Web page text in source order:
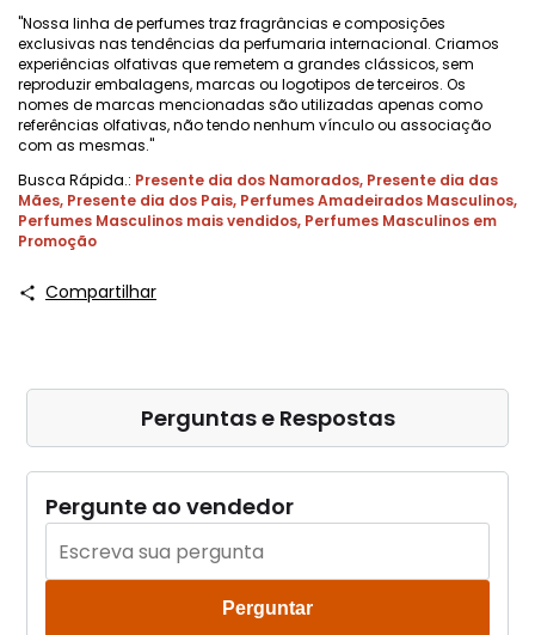
"Nossa linha de perfumes traz fragrâncias e composições
exclusivas nas tendências da perfumaria internacional. Criamos
experiências olfativas que remetem a grandes clássicos, sem
reproduzir embalagens, marcas ou logotipos de terceiros. Os
nomes de marcas mencionadas são utilizadas apenas como
referências olfativas, não tendo nenhum vínculo ou associação
com as mesmas."
Busca Rápida.: Presente dia dos Namorados, Presente dia das
Mães, Presente dia dos Pais, Perfumes Amadeirados Masculinos,
Perfumes Masculinos mais vendidos, Perfumes Masculinos em
Promoção
Compartilhar
Perguntas e Respostas
Pergunte ao vendedor
Perguntar